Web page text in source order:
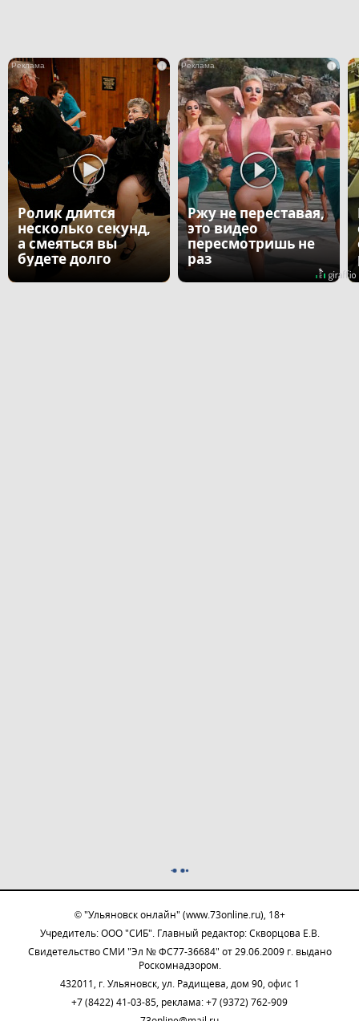
i
Ролик длится
несколько секунд,
а смеяться вы
будете долго
i
Ржу не переставая,
это видео
пересмотришь не
раз
© "Ульяновск онлайн" (www.73online.ru), 18+
Учредитель: ООО "СИБ". Главный редактор: Скворцова Е.В.
Свидетельство СМИ "Эл № ФС77-36684" от 29.06.2009 г. выдано
Роскомнадзором.
432011, г. Ульяновск, ул. Радищева, дом 90, офис 1
+7 (8422) 41-03-85, реклама: +7 (9372) 762-909